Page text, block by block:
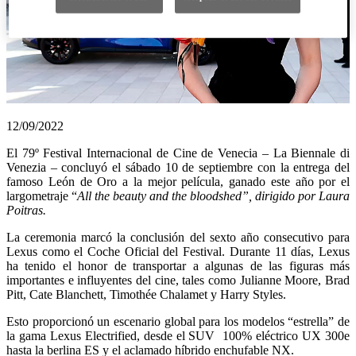
12/09/2022
El 79º Festival Internacional de Cine de Venecia – La Biennale di
Venezia – concluyó el sábado 10 de septiembre con la entrega del
famoso León de Oro a la mejor película, ganado este año por el
largometraje “All the beauty and the bloodshed”, dirigido por Laura
Poitras.
La ceremonia marcó la conclusión del sexto año consecutivo para
Lexus como el Coche Oficial del Festival. Durante 11 días, Lexus
ha tenido el honor de transportar a algunas de las figuras más
importantes e influyentes del cine, tales como Julianne Moore, Brad
Pitt, Cate Blanchett, Timothée Chalamet y Harry Styles.
Esto proporcionó un escenario global para los modelos “estrella” de
la gama Lexus Electrified, desde el SUV 100% eléctrico UX 300e
hasta la berlina ES y el aclamado híbrido enchufable NX.